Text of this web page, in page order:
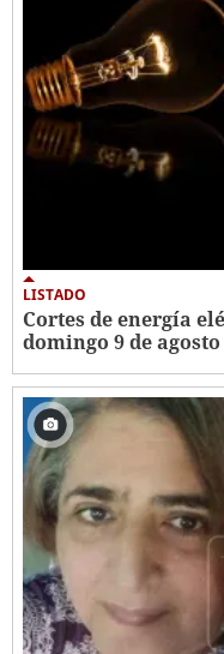
LISTADO
Cortes de energía
domingo 9 de